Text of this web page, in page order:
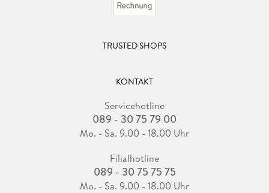
TRUSTED SHOPS
KONTAKT
Servicehotline
089 - 30 75 79 00
Mo. - Sa. 9.00 - 18.00 Uhr
Filialhotline
089 - 30 75 75 75
Mo. - Sa. 9.00 - 18.00 Uhr